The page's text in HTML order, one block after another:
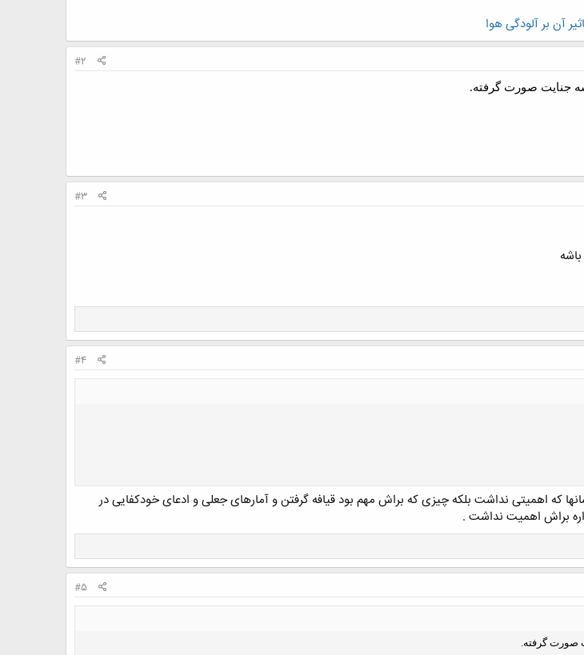
آن بر آلودگی هوا
#2
جنایت صورت گرفته.
#3
#4
کلیک کنید تا باز شود...
که اهمیتی نداشت بلکه چیزی که براش مهم بود قیافه گرفتن و آمارهای جعلی و ادعای خودکفایی در
براش اهمیت نداشت .
#5
صورت گرفته.